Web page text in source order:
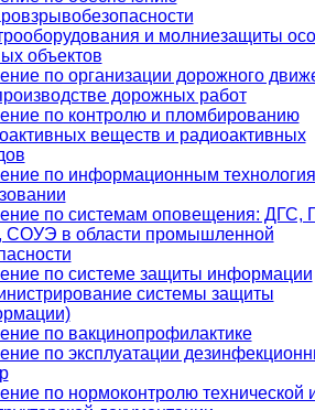
и молниезащиты
объектов
по организации дорожного
дорожных работ
по контролю и пломбированию
веществ и радиоактивных
по информационным
по системам оповещения: ДГС,
в области промышленной
по системе защиты информации
системы защиты
по вакцинопрофилактике
по эксплуатации
по нормоконтролю технической